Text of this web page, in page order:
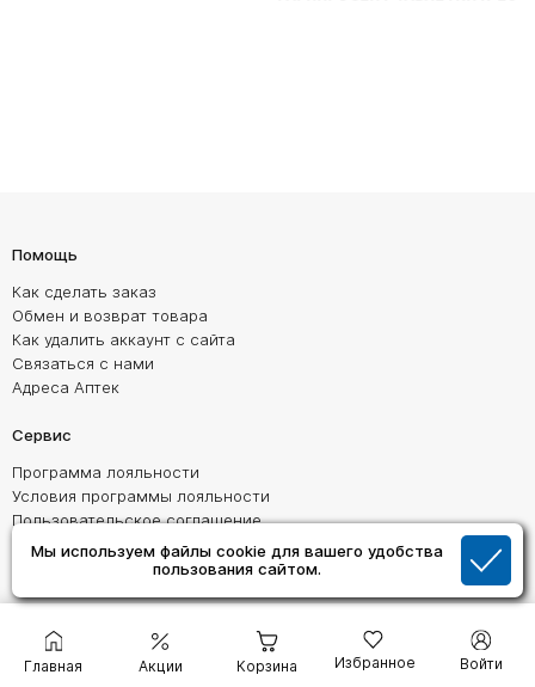
Мы используем файлы cookie для вашего удобства
пользования сайтом.
Главная Акции Корзина Избранное Войти
Помощь
Как сделать заказ
Обмен и возврат товара
Как удалить аккаунт с сайта
Связаться с нами
Адреса Аптек
Сервис
Программа лояльности
Условия программы лояльности
Пользовательское соглашение
Политика обработки персональных данных
Согласие на обработку персональных данных
О нас
Контактные данные